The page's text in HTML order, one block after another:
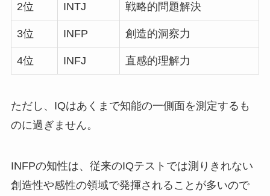
2位 INTJ 戦略的問題解決
3位 INFP 創造的洞察力
4位 INFJ 直感的理解力
ただし、IQはあくまで知能の一側面を測定するも
のに過ぎません。
INFPの知性は、従来のIQテストでは測りきれない
創造性や感性の領域で発揮されることが多いので